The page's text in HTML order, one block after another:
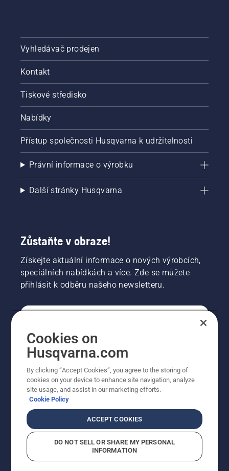
Vyhledávač prodejen
Kontakt
Tiskové středisko
Nabídky
Přístup společnosti Husqvarna k udržitelnosti
Právní informace o výrobku
Další stránky Husqvarna
Zůstaňte v obraze!
Získejte aktuální informace o nových výrobcích,
speciálních nabídkách a více. Zde se můžete
přihlásit k odběru našeho newsletteru.
PROFESIONÁLNÍ
Cookies on
Husqvarna.com
By clicking “Accept Cookies”, you agree to the storing of
cookies on your device to enhance site navigation, analyze
site usage, and assist in our marketing efforts.
Cookie Policy
ACCEPT COOKIES
DO NOT SELL OR SHARE MY PERSONAL
INFORMATION